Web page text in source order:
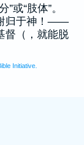
或“肢体”。
归于神！——
督（，就能脱
Initiative.